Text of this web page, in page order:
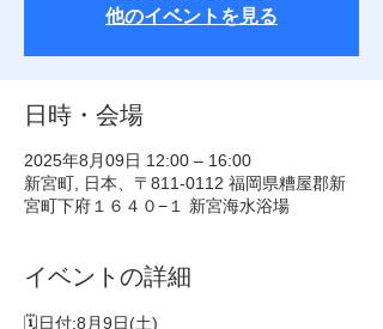
他のイベントを見る
日時・会場
2025年8月09日 12:00 – 16:00
新宮町, 日本、〒811-0112 福岡県糟屋郡新
宮町下府１６４０−１ 新宮海水浴場
イベントの詳細
🗓日付:8月9日(土)